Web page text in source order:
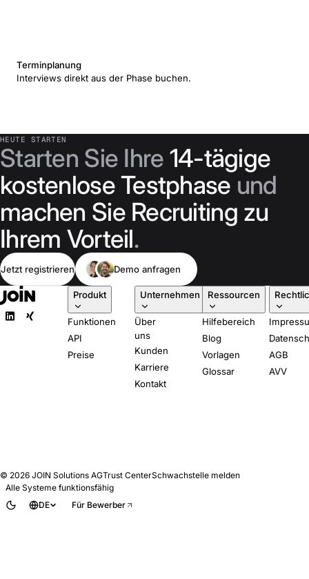
Terminplanung
Interviews direkt aus der Phase buchen.
HEUTE STARTEN
Starten Sie Ihre 14-tägige
kostenlose Testphase und
machen Sie Recruiting zu
Ihrem Vorteil.
Jetzt registrieren Demo anfragen
Produkt
Funktionen
API
Preise
Unternehmen
Über
uns
Kunden
Karriere
Kontakt
Ressourcen
Hilfebereich
Blog
Vorlagen
Glossar
AGB
AVV
© 2026 JOIN Solutions AGTrust CenterSchwachstelle melden
Alle Systeme funktionsfähig
DE
Für Bewerber